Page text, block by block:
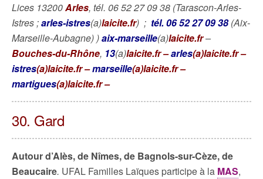
Lices 13200Arles, tél. 06 52 27 09 38 (Tarascon-Arles-
Istres ;arles-istres(a)laicite.fr) ; tél. 06 52 27 09 38(Aix-
Marseille-Aubagne) )aix-marseille(a)laicite.fr–
Bouches-du-Rhône, 13(a)laicite.fr –arles(a)laicite.fr –
istres(a)laicite.fr –marseille(a)laicite.fr –
martigues(a)laicite.fr –
30. Gard
Autour d’Alès, de Nîmes, de Bagnols-sur-Cèze, de
Beaucaire. UFAL Familles Laïques participe à la MAS,